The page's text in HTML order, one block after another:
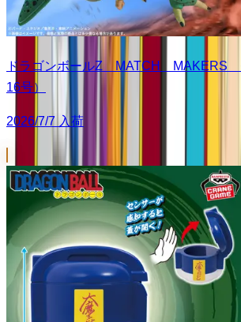
ドラゴンボールZ MATCH MAKERS
16号）
2026/7/7 入荷